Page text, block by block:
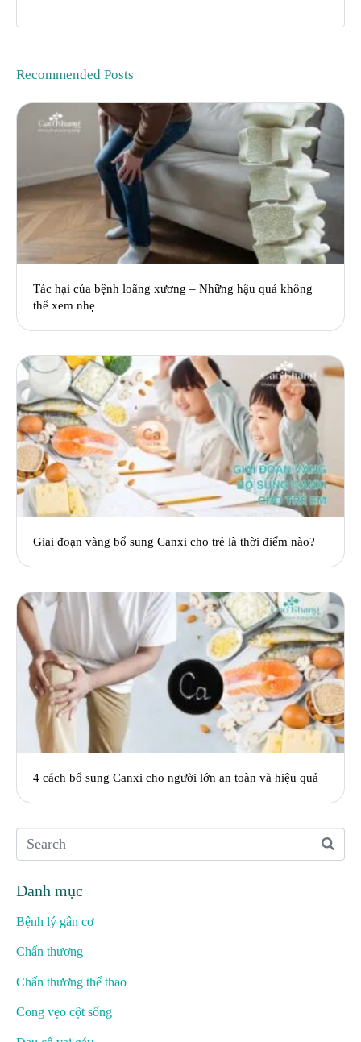
Recommended Posts
Tác hại của bệnh loãng xương – Những hậu quả không
thể xem nhẹ
Giai đoạn vàng bổ sung Canxi cho trẻ là thời điểm nào?
4 cách bổ sung Canxi cho người lớn an toàn và hiệu quả
Danh mục
Bệnh lý gân cơ
Chấn thương
Chấn thương thể thao
Cong vẹo cột sống